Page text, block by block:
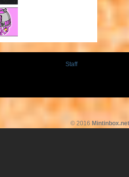
Staff
© 2016 Mintinbox.net